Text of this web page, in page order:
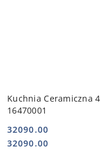
Kuchnia Ceramiczna
16470001
Cena:
32090.00
Cena:
32090.00